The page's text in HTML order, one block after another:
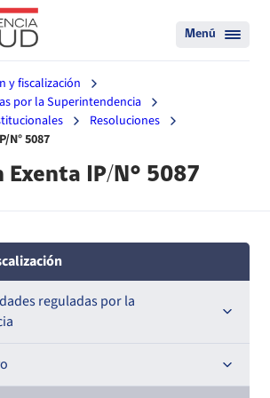
Menú
y fiscalización
por la Superintendencia
Resoluciones
N° 5087
Exenta IP/N° 5087
reguladas por la
Acreditados